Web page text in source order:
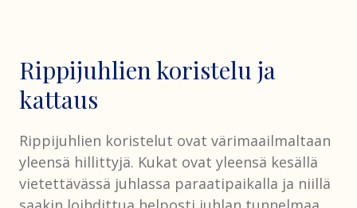
Rippijuhlien koristelu ja
kattaus
Rippijuhlien koristelut ovat värimaailmaltaan
yleensä hillittyjä. Kukat ovat yleensä kesällä
vietettävässä juhlassa paraatipaikalla ja niillä